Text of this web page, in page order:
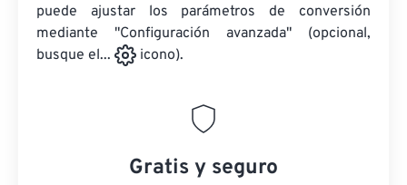
puede ajustar los parámetros de conversión
mediante "Configuración avanzada" (opcional,
busque el...
icono).
Gratis y seguro